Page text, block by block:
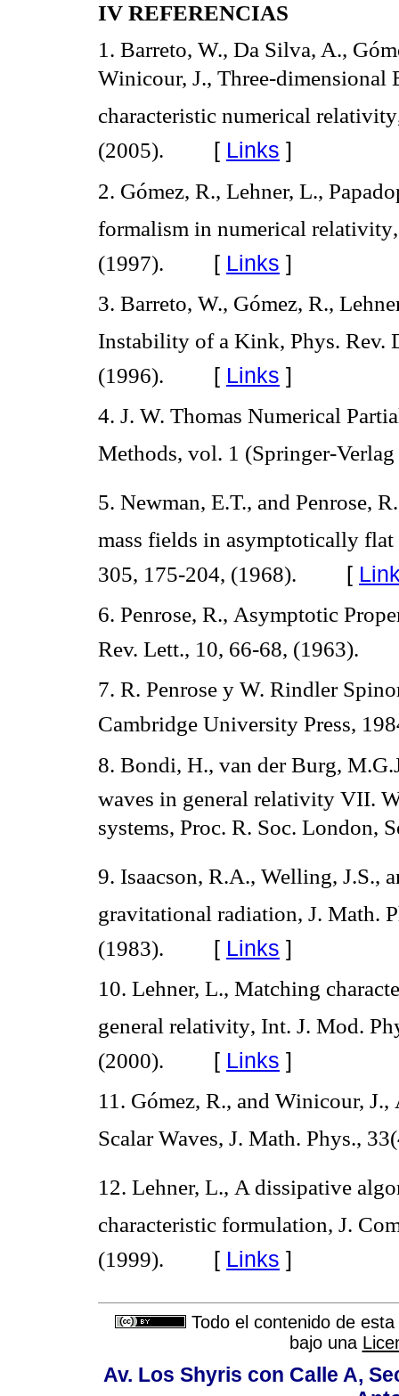
IV REFERENCIAS
1. Barreto, W., Da Silva, A.,
Winicour, J., Three-
characteristic numerical
(2005). [ Links ]
2. Gómez, R., Lehner, L.,
formalism in numerical
(1997). [ Links ]
3. Barreto, W., Gómez, R.,
Instability of a Kink, Phys. Rev.
(1996). [ Links ]
4. J. W. Thomas Numerical
Methods, vol. 1 (Springer-
5. Newman, E.T., and Penrose,
mass fields in asymptotically flat
305, 175-204, (1968). [
6. Penrose, R., Asymptotic
Rev. Lett., 10, 66-68, (1963).
7. R. Penrose y W. Rindler
Cambridge University Press,
8. Bondi, H., van der Burg,
waves in general relativity VII.
systems, Proc. R. Soc. London,
9. Isaacson, R.A., Welling, J.S.,
gravitational radiation, J. Math.
(1983). [ Links ]
10. Lehner, L., Matching
general relativity, Int. J. Mod.
(2000). [ Links ]
11. Gómez, R., and Winicour,
Scalar Waves, J. Math. Phys.,
12. Lehner, L., A dissipative
characteristic formulation, J.
(1999). [ Links ]
Todo el contenido de
bajo una
Av. Los Shyris con Calle A,